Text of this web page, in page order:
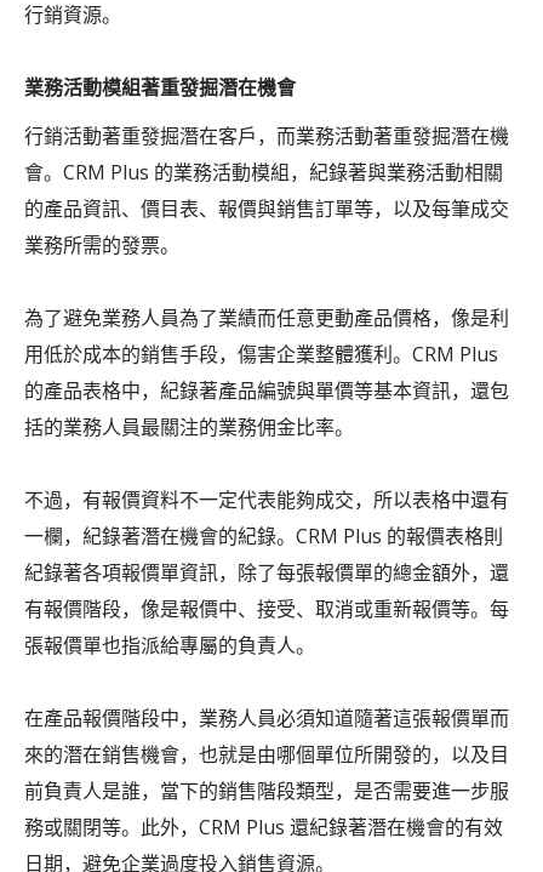
行銷資源。
業務活動模組著重發掘潛在機會
行銷活動著重發掘潛在客戶，而業務活動著重發掘潛在機
會。CRM Plus 的業務活動模組，紀錄著與業務活動相關
的產品資訊、價目表、報價與銷售訂單等，以及每筆成交
業務所需的發票。
為了避免業務人員為了業績而任意更動產品價格，像是利
用低於成本的銷售手段，傷害企業整體獲利。CRM Plus
的產品表格中，紀錄著產品編號與單價等基本資訊，還包
括的業務人員最關注的業務佣金比率。
不過，有報價資料不一定代表能夠成交，所以表格中還有
一欄，紀錄著潛在機會的紀錄。CRM Plus 的報價表格則
紀錄著各項報價單資訊，除了每張報價單的總金額外，還
有報價階段，像是報價中、接受、取消或重新報價等。每
張報價單也指派給專屬的負責人。
在產品報價階段中，業務人員必須知道隨著這張報價單而
來的潛在銷售機會，也就是由哪個單位所開發的，以及目
前負責人是誰，當下的銷售階段類型，是否需要進一步服
務或關閉等。此外，CRM Plus 還紀錄著潛在機會的有效
日期，避免企業過度投入銷售資源。